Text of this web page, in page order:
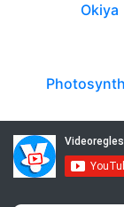
Okiya